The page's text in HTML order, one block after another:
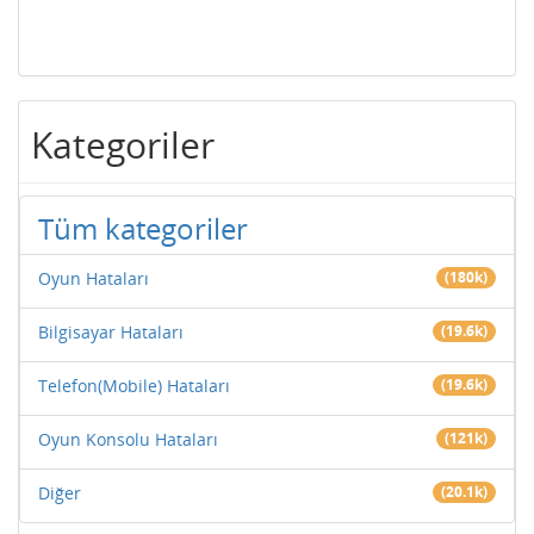
Kategoriler
Tüm kategoriler
Oyun Hataları (180k)
Bilgisayar Hataları (19.6k)
Telefon(Mobile) Hataları (19.6k)
Oyun Konsolu Hataları (121k)
Diğer (20.1k)